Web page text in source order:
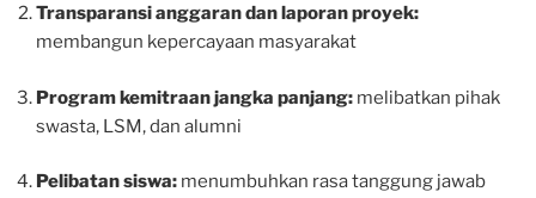
Transparansi anggaran dan laporan proyek:
membangun kepercayaan masyarakat
Program kemitraan jangka panjang: melibatkan pihak
swasta, LSM, dan alumni
Pelibatan siswa: menumbuhkan rasa tanggung jawab